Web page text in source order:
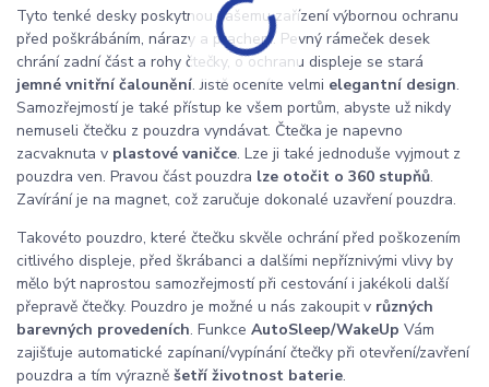
Tyto tenké desky poskytnou vašemu zařízení výbornou ochranu
před poškrábáním, nárazy a prachem. Pevný rámeček desek
chrání zadní část a rohy čtečky, o ochranu displeje se stará
jemné vnitřní čalounění. Jistě oceníte velmi elegantní design.
Samozřejmostí je také přístup ke všem portům, abyste už nikdy
nemuseli čtečku z pouzdra vyndávat. Čtečka je napevno
zacvaknuta v plastové vaničce. Lze ji také jednoduše vyjmout z
pouzdra ven. Pravou část pouzdra lze otočit o 360 stupňů.
Zavírání je na magnet, což zaručuje dokonalé uzavření pouzdra.
Takovéto pouzdro, které čtečku skvěle ochrání před poškozením
citlivého displeje, před škrábanci a dalšími nepříznivými vlivy by
mělo být naprostou samozřejmostí při cestování i jakékoli další
přepravě čtečky. Pouzdro je možné u nás zakoupit v různých
barevných provedeních. Funkce AutoSleep/WakeUp Vám
zajišťuje automatické zapínaní/vypínání čtečky při otevření/zavření
pouzdra a tím výrazně šetří životnost baterie.